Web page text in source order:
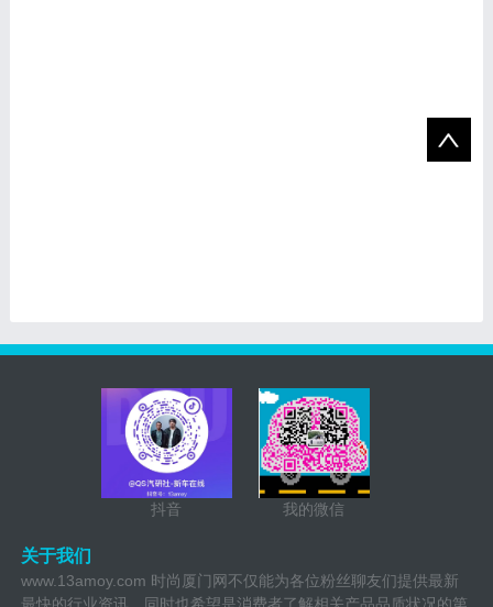
抖音 我的微信
关于我们
www.13amoy.com 时尚厦门网不仅能为各位粉丝聊友们提供最新
最快的行业资讯，同时也希望是消费者了解相关产品品质状况的第